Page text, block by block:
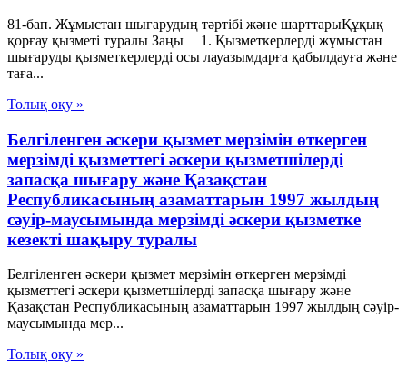
81-бап. Жұмыстан шығарудың тәртібі және шарттарыҚұқық
қорғау қызметі туралы Заңы 1. Қызметкерлерді жұмыстан
шығаруды қызметкерлерді осы лауазымдарға қабылдауға және
таға...
Толық оқу »
Белгiленген әскери қызмет мерзiмiн өткерген
мерзiмдi қызметтегi әскери қызметшiлердi
запасқа шығару және Қазақстан
Республикасының азаматтарын 1997 жылдың
сәуiр-маусымында мерзiмдi әскери қызметке
кезектi шақыру туралы
Белгiленген әскери қызмет мерзiмiн өткерген мерзiмдi
қызметтегi әскери қызметшiлердi запасқа шығару және
Қазақстан Республикасының азаматтарын 1997 жылдың сәуiр-
маусымында мер...
Толық оқу »